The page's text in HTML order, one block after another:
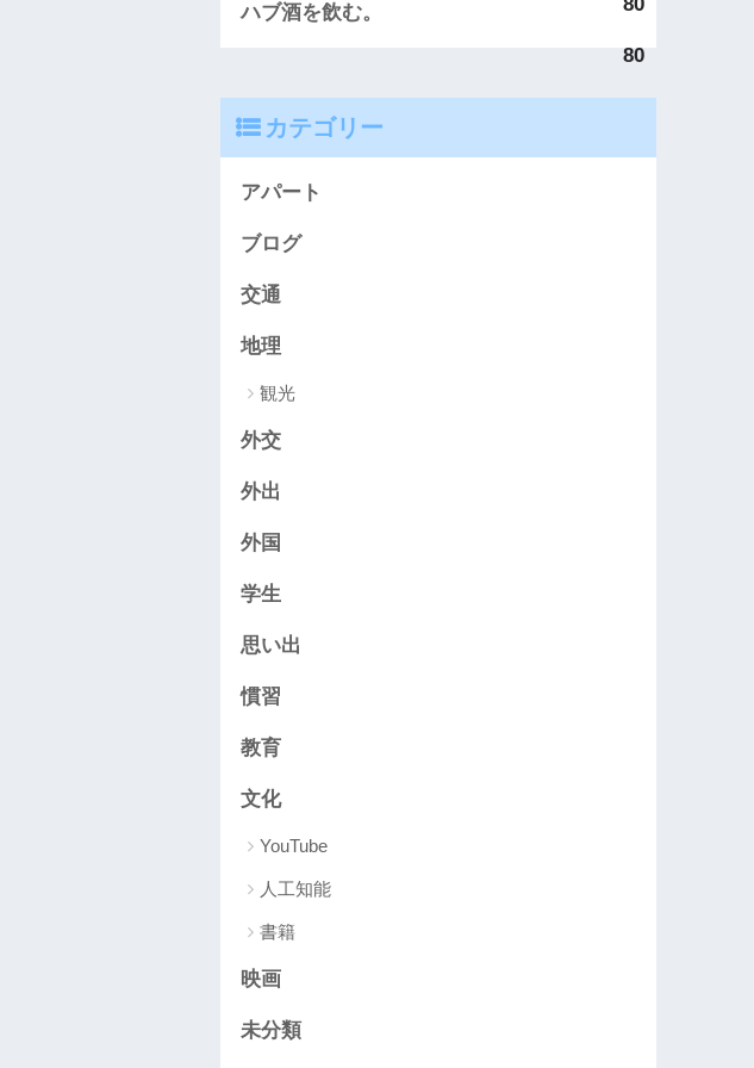
ハブ酒を飲む。
80
カテゴリー
アパート
ブログ
交通
地理
観光
外交
外出
外国
学生
思い出
慣習
教育
文化
YouTube
人工知能
書籍
映画
未分類